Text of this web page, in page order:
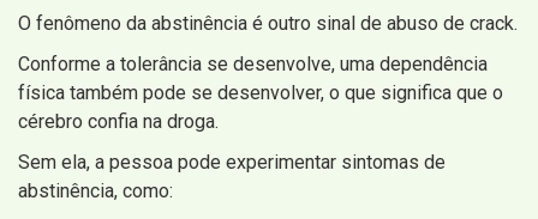
O fenômeno da abstinência é outro sinal de abuso de crack.
Conforme a tolerância se desenvolve, uma dependência
física também pode se desenvolver, o que significa que o
cérebro confia na droga.
Sem ela, a pessoa pode experimentar sintomas de
abstinência, como: